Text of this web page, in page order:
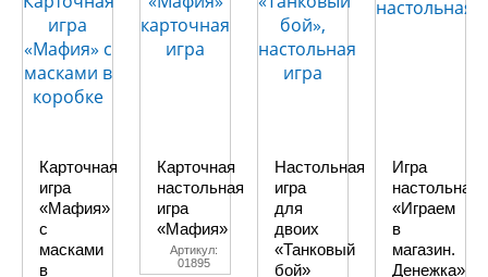
Карточная
игра
«Мафия»
с
масками
в
Карточная
настольная
игра
«Мафия»
Артикул:
01895
Настольная
игра
для
двоих
«Танковый
бой»
Игра
настольная
«Играем
в
магазин.
Денежка»